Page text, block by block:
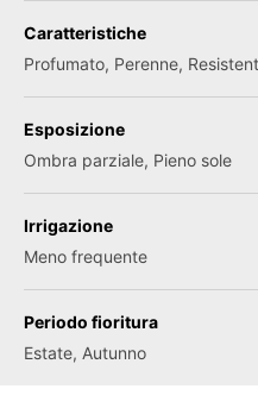
Caratteristiche
Profumato, Perenne,
Esposizione
Ombra parziale, Pieno sole
Irrigazione
Meno frequente
Periodo fioritura
Estate, Autunno